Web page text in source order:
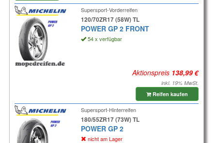
Supersport-Vorderreifen
120/70ZR17 (58W) TL
POWER GP 2 FRONT
54 x verfügbar
Aktionspreis
inkl. 19% MwSt.
Reifen kaufen
Supersport-Hinterreifen
180/55ZR17 (73W) TL
POWER GP 2
nicht am Lager